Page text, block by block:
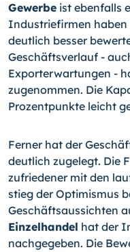
Gewerbe ist ebenfalls
Industriefirmen haben
deutlich besser
Geschäftsverlauf -
Exporterwar­tungen -
zugenommen. Die
Prozentpunkte leicht
Ferner hat der
deutlich zugelegt. Die
zufriedener mit den
stieg der Optimismus
Geschäftsaussichten
Einzelhandel hat der
nachgegeben. Die